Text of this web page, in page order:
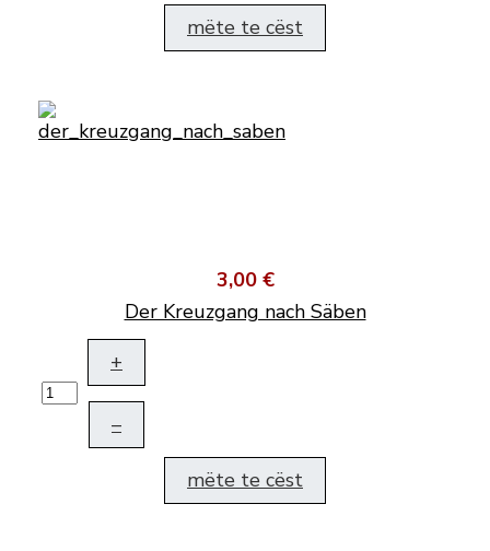
mëte te cëst
3,00 €
Der Kreuzgang nach Säben
+
–
mëte te cëst